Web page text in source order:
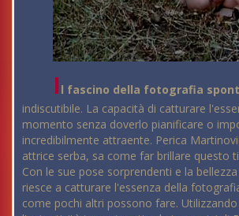
Il fascino della fotografia
indiscutibile. La capacità di catturare
momento senza doverlo pianificare o
incredibilmente attraente. Perica
attrice serba, sa come far brillare questo
Con le sue pose sorprendenti e la
riesce a catturare l'essenza della
come pochi altri possono fare.